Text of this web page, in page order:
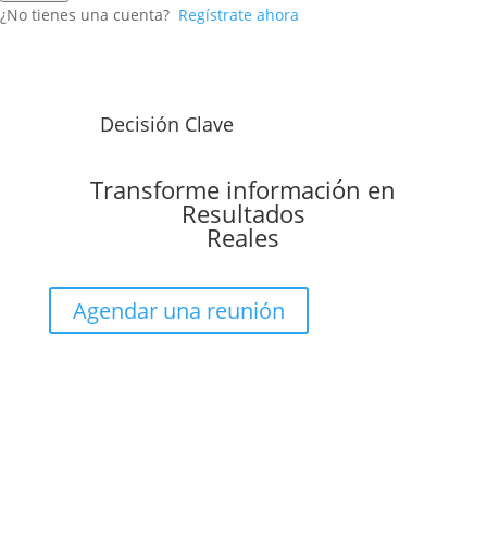
¿No tienes una cuenta? Regístrate ahora
Decisión Clave
Transforme información en
Resultados
Reales
Agendar una reunión